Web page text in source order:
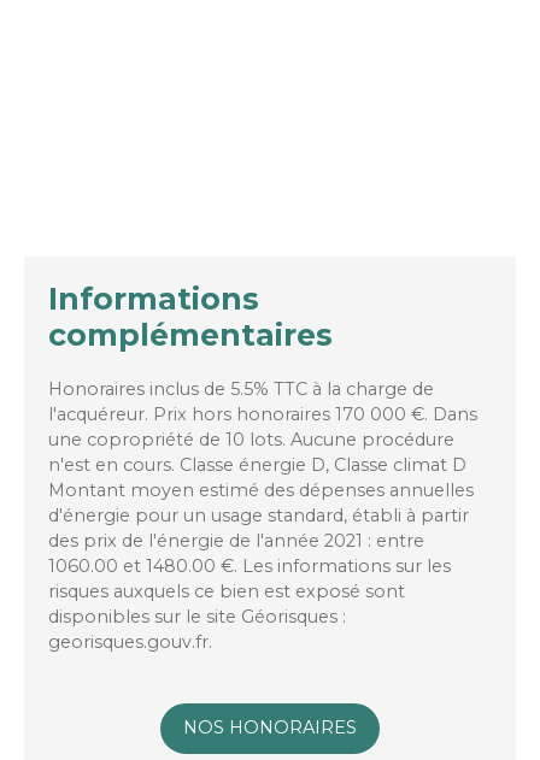
Informations
complémentaires
Honoraires inclus de 5.5% TTC à la charge de
l'acquéreur. Prix hors honoraires 170 000 €. Dans
une copropriété de 10 lots. Aucune procédure
n'est en cours. Classe énergie D, Classe climat D
Montant moyen estimé des dépenses annuelles
d'énergie pour un usage standard, établi à partir
des prix de l'énergie de l'année 2021 : entre
1060.00 et 1480.00 €. Les informations sur les
risques auxquels ce bien est exposé sont
disponibles sur le site Géorisques :
georisques.gouv.fr.
NOS HONORAIRES